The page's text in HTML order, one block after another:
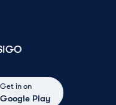
Get in on
Google Play